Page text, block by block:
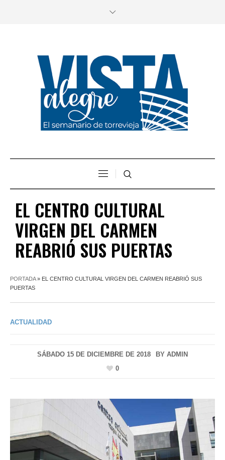
EL CENTRO CULTURAL
VIRGEN DEL CARMEN
REABRIÓ SUS PUERTAS
PORTADA» EL CENTRO CULTURAL VIRGEN DEL CARMEN REABRIÓ SUS
PUERTAS
ACTUALIDAD
SÁBADO 15 DE DICIEMBRE DE 2018 BY ADMIN
0